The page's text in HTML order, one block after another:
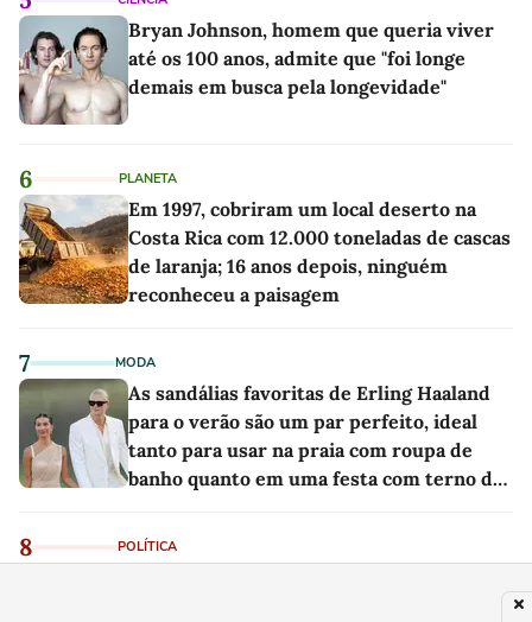
Bryan Johnson, homem que queria viver
até os 100 anos, admite que "foi longe
demais em busca pela longevidade"
6 PLANETA
Em 1997, cobriram um local deserto na
Costa Rica com 12.000 toneladas de cascas
de laranja; 16 anos depois, ninguém
reconheceu a paisagem
7 MODA
As sandálias favoritas de Erling Haaland
para o verão são um par perfeito, ideal
tanto para usar na praia com roupa de
banho quanto em uma festa com terno de
8 POLÍTICA